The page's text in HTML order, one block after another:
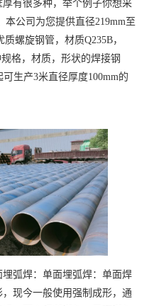
有很多种，举个例子你想采
本公司为您提供直径219mm至
螺旋钢管，材质Q235B，
格，材质，形状的焊接钢
生产3米直径厚度100mm的
弧焊：单面埋弧焊：单面焊
现今一般使用强制成形，通